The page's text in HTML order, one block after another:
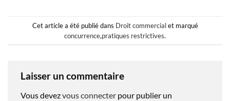
Cet article a été publié dans Droit commercialet marqué
concurrence,pratiques restrictives.
Laisser un commentaire
Vous devezvous connecter pour publier un